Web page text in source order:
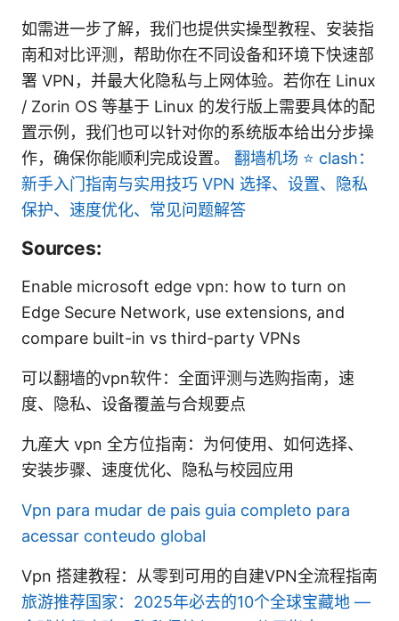
如需进一步了解，我们也提供实操型教程、安装指
南和对比评测，帮助你在不同设备和环境下快速部
署 VPN，并最大化隐私与上网体验。若你在 Linux
/ Zorin OS 等基于 Linux 的发行版上需要具体的配
置示例，我们也可以针对你的系统版本给出分步操
作，确保你能顺利完成设置。 翻墙机场 ⭐ clash：
新手入门指南与实用技巧 VPN 选择、设置、隐私
保护、速度优化、常见问题解答
Sources:
Enable microsoft edge vpn: how to turn on
Edge Secure Network, use extensions, and
compare built-in vs third-party VPNs
可以翻墙的vpn软件：全面评测与选购指南，速
度、隐私、设备覆盖与合规要点
九産大 vpn 全方位指南：为何使用、如何选择、
安装步骤、速度优化、隐私与校园应用
Vpn para mudar de pais guia completo para
acessar conteudo global
Vpn 搭建教程：从零到可用的自建VPN全流程指南
旅游推荐国家：2025年必去的10个全球宝藏地 —